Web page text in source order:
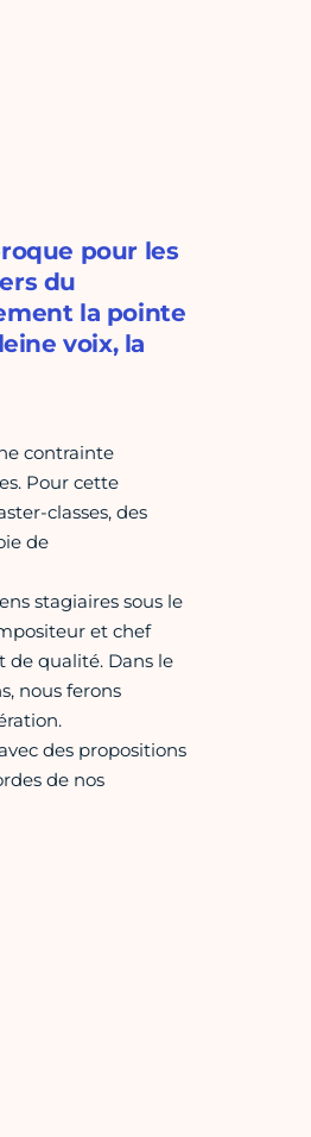
pour les
du
la pointe
voix, la
contrainte
Pour cette
classes, des
de
stagiaires sous le
et chef
de qualité. Dans le
nous ferons
des propositions
de nos